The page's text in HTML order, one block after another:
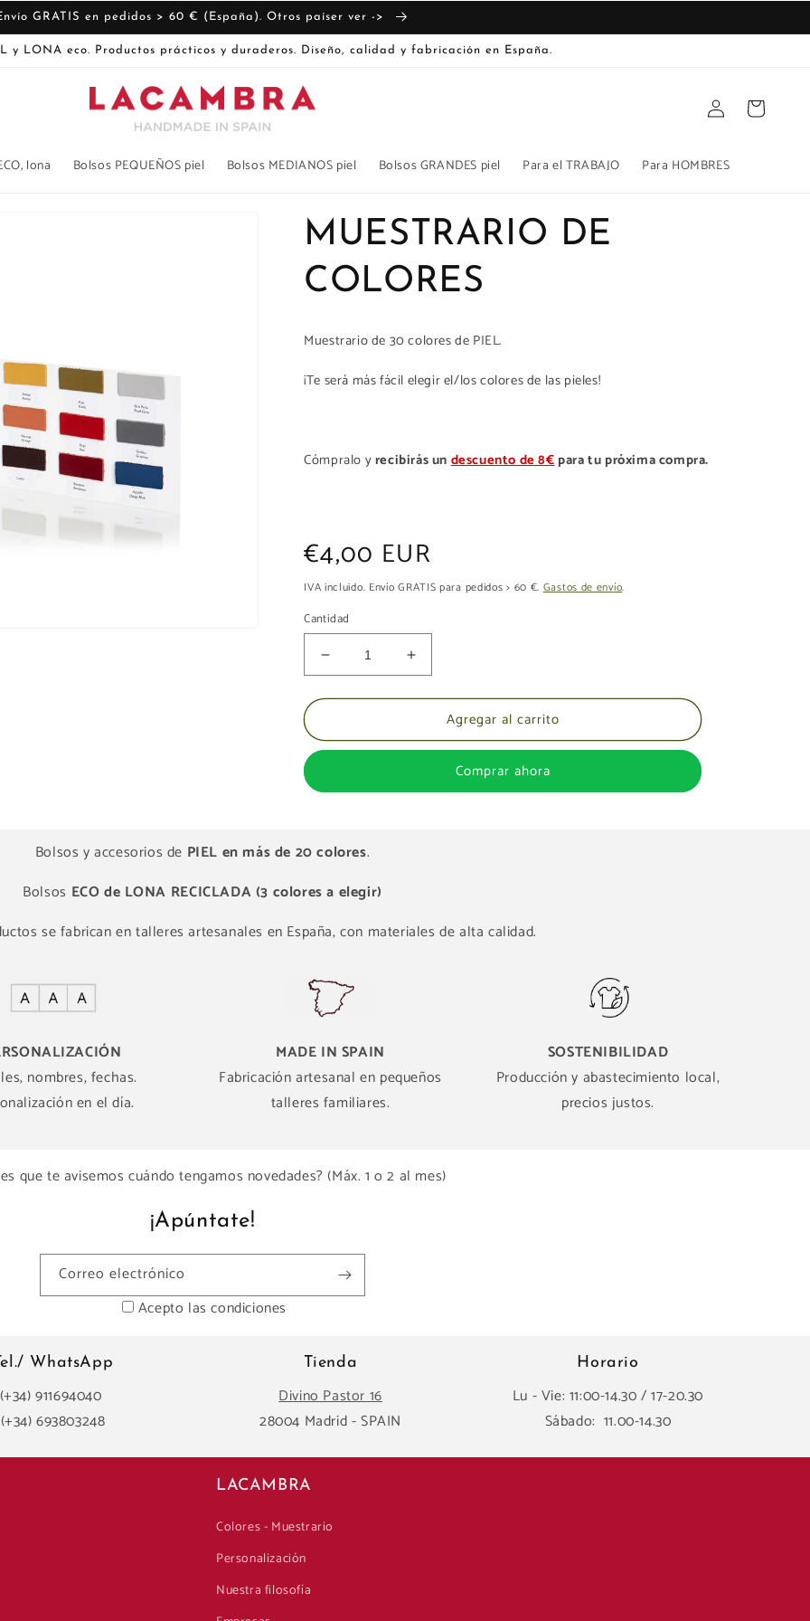
GRATIS en pedidos > 60 € (España). Otros paíser ver ->
y LONA eco. Productos prácticos y duraderos. Diseño, calidad y fabricación en España.
lona Bolsos PEQUEÑOS piel Bolsos MEDIANOS piel Bolsos GRANDES piel Para el TRABAJO Para HOMBRES
Iniciar
sesión
Carrito
MUESTRARIO DE
COLORES
Muestrario de 30 colores de PIEL.
¡Te será más fácil elegir el/los colores de las pieles!
Cómpralo yrecibirás undescuento de 8€para tu próxima compra.
Precio
habitual
€4,00 EUR
IVA incluido. Envío GRATIS para pedidos > 60 €.Gastos de envío.
Cantidad
Reducir
cantidad
para
DE
Aumentar
cantidad
para
MUESTRARIO
DE
Agregar al carrito
Comprar ahora
Bolsos y accesorios de PIEL en más de 20 colores.
Bolsos ECO de LONA RECICLADA (3 colores a elegir)
se fabrican en talleres artesanales en España, con materiales de alta calidad.
nombres, fechas.
en el día.
MADE IN SPAIN
Fabricación artesanal en pequeños
talleres familiares.
SOSTENIBILIDAD
Producción y abastecimiento local,
precios justos.
que te avisemos cuándo tengamos novedades? (Máx. 1 o 2 al mes)
¡Apúntate!
Correo electrónico
Acepto las condiciones
WhatsApp
(+34) 911694040
(+34) 693803248
Tienda
Divino Pastor 16
28004 Madrid - SPAIN
Horario
Lu - Vie: 11:00-14.30 / 17-20.30
Sábado: 11.00-14.30
LACAMBRA
Colores - Muestrario
Personalización
Nuestra filosofía